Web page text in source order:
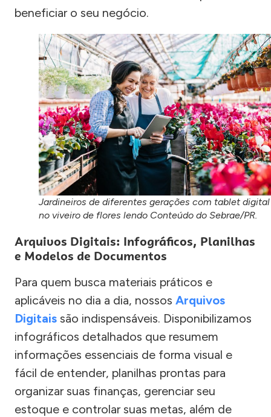
beneficiar o seu negócio.
Jardineiros de diferentes gerações com tablet digital
no viveiro de flores lendo Conteúdo do Sebrae/PR.
Arquivos Digitais: Infográficos, Planilhas
e Modelos de Documentos
Para quem busca materiais práticos e
aplicáveis no dia a dia, nossos Arquivos
Digitais são indispensáveis. Disponibilizamos
infográficos detalhados que resumem
informações essenciais de forma visual e
fácil de entender, planilhas prontas para
organizar suas finanças, gerenciar seu
estoque e controlar suas metas, além de